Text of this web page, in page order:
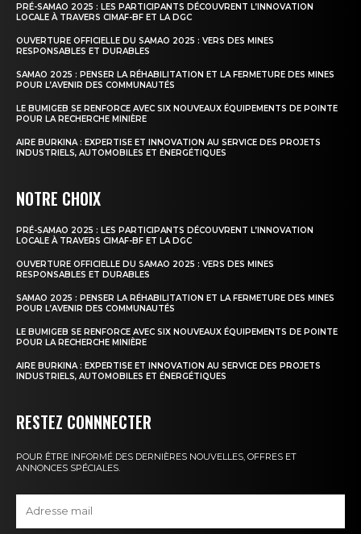
PRÉ-SAMAO 2025 : LES PARTICIPANTS DÉCOUVRENT L’INNOVATION
LOCALE À TRAVERS CIMAF-BF ET LA DGC
OUVERTURE OFFICIELLE DU SAMAO 2025 : VERS DES MINES
RESPONSABLES ET DURABLES
SAMAO 2025 : PENSER LA RÉHABILITATION ET LA FERMETURE DES MINES
POUR L’AVENIR DES COMMUNAUTÉS
LE BUMIGEB SE RENFORCE AVEC SIX NOUVEAUX ÉQUIPEMENTS DE POINTE
POUR LA RECHERCHE MINIÈRE
AIRE BURKINA : EXPERTISE ET INNOVATION AU SERVICE DES PROJETS
INDUSTRIELS, AUTOMOBILES ET ÉNERGÉTIQUES
NOTRE CHOIX
PRÉ-SAMAO 2025 : LES PARTICIPANTS DÉCOUVRENT L’INNOVATION
LOCALE À TRAVERS CIMAF-BF ET LA DGC
OUVERTURE OFFICIELLE DU SAMAO 2025 : VERS DES MINES
RESPONSABLES ET DURABLES
SAMAO 2025 : PENSER LA RÉHABILITATION ET LA FERMETURE DES MINES
POUR L’AVENIR DES COMMUNAUTÉS
LE BUMIGEB SE RENFORCE AVEC SIX NOUVEAUX ÉQUIPEMENTS DE POINTE
POUR LA RECHERCHE MINIÈRE
AIRE BURKINA : EXPERTISE ET INNOVATION AU SERVICE DES PROJETS
INDUSTRIELS, AUTOMOBILES ET ÉNERGÉTIQUES
RESTEZ CONNNECTER
POUR ÊTRE INFORMÉ DES DERNIÈRES NOUVELLES, OFFRES ET
ANNONCES SPÉCIALES.